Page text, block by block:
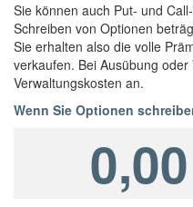
Sie können auch Put- und
Schreiben von Optionen
Sie erhalten also die volle
verkaufen. Bei Ausübung
Verwaltungskosten an.
Wenn Sie Optionen